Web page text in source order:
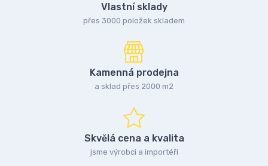
Vlastní sklady
přes 3000 položek skladem
Kamenná prodejna
a sklad přes 2000 m2
Skvělá cena a kvalita
jsme výrobci a importéři